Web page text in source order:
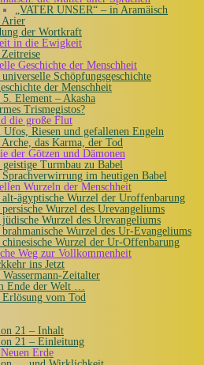
„VATER UNSER“ – in Aramäisch
Arier
der Wortkraft
in die Ewigkeit
Geschichte der Menschheit
Schöpfungsgeschichte
der Menschheit
5. Element – Akasha
Trismegistos?
die große Flut
Ufos, Riesen und gefallenen Engeln
das Karma, der Tod
der Götzen und Dämonen
geistige Turmbau zu Babel
im heutigen Babel
Wurzeln der Menschheit
ägyptische Wurzel der Uroffenbarung
Wurzel des Urevangeliums
Wurzel des Urevangeliums
Wurzel des Ur-Evangeliums
Wurzel der Ur-Offenbarung
Weg zur Vollkommenheit
ins Jetzt
Wassermann-Zeitalter
Ende der Welt …
vom Tod
21 – Inhalt
21 – Einleitung
Erde